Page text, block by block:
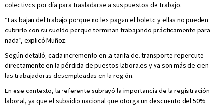
colectivos por día para trasladarse a sus puestos de trabajo.
“Las bajan del trabajo porque no les pagan el boleto y ellas no pueden
cubrirlo con su sueldo porque terminan trabajando prácticamente para
nada”, explicó Muñoz.
Según detalló, cada incremento en la tarifa del transporte repercute
directamente en la pérdida de puestos laborales y ya son más de cien
las trabajadoras desempleadas en la región.
En ese contexto, la referente subrayó la importancia de la registración
laboral, ya que el subsidio nacional que otorga un descuento del 50%